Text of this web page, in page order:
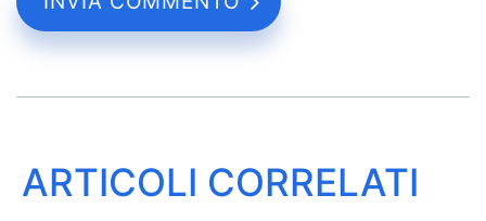
ARTICOLI CORRELATI